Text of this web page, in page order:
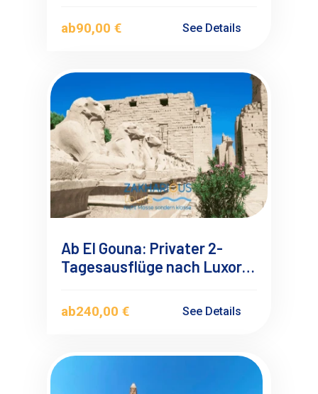
Reiseführer
ab90,00 € See Details
Ab El Gouna: Privater 2-
Tagesausflüge nach Luxor
ab240,00 € See Details